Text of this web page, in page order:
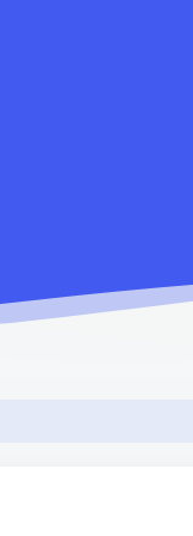
款！！